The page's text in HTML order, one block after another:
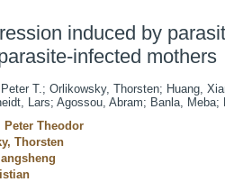
induced by
infected mothers
T.; Orlikowsky, Thorsten; Huang,
Lars; Agossou, Abram; Banla, Meba;
Peter Theodor
Thorsten